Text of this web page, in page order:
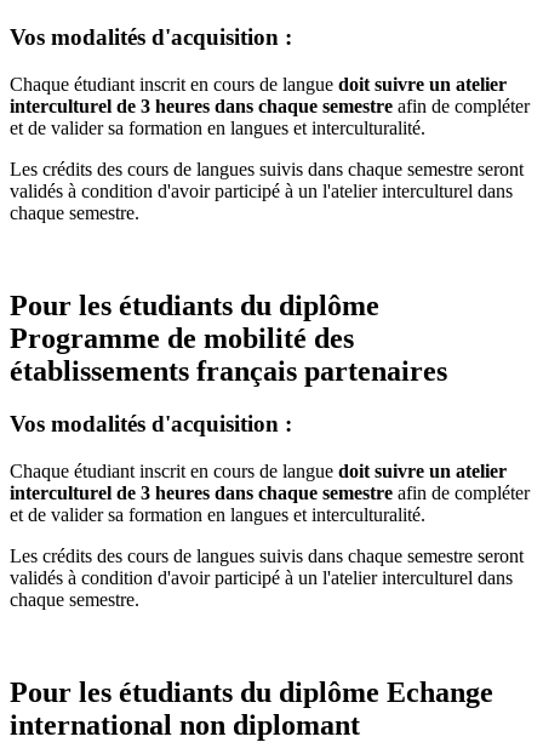
Vos modalités d'acquisition :
Chaque étudiant inscrit en cours de langue doit suivre un atelier
interculturel de 3 heures dans chaque semestre afin de compléter
et de valider sa formation en langues et interculturalité.
Les crédits des cours de langues suivis dans chaque semestre seront
validés à condition d'avoir participé à un l'atelier interculturel dans
chaque semestre.
Pour les étudiants du diplôme
Programme de mobilité des
établissements français partenaires
Vos modalités d'acquisition :
Chaque étudiant inscrit en cours de langue doit suivre un atelier
interculturel de 3 heures dans chaque semestre afin de compléter
et de valider sa formation en langues et interculturalité.
Les crédits des cours de langues suivis dans chaque semestre seront
validés à condition d'avoir participé à un l'atelier interculturel dans
chaque semestre.
Pour les étudiants du diplôme Echange
international non diplomant